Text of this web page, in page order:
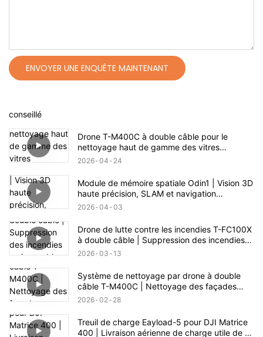
ENVOYER UNE ENQUÊTE MAINTENANT
conseillé
Drone T-M400C à double câble pour le
nettoyage haut de gamme des vitres
extérieures résidentielles | Portée de 60 m
2026 04 24
Module de mémoire spatiale Odin1 | Vision 3D
haute précision, SLAM et navigation
autonome
2026 04 03
Drone de lutte contre les incendies T-FC100X
à double câble | Suppression des incendies
en immeubles de grande hauteur jusqu'à 100
2026 03 13
Système de nettoyage par drone à double
câble T-M400C | Nettoyage des façades
vitrées de centres commerciaux
2026 02 28
Treuil de charge Eayload-5 pour DJI Matrice
400 | Livraison aérienne de charge utile de 5